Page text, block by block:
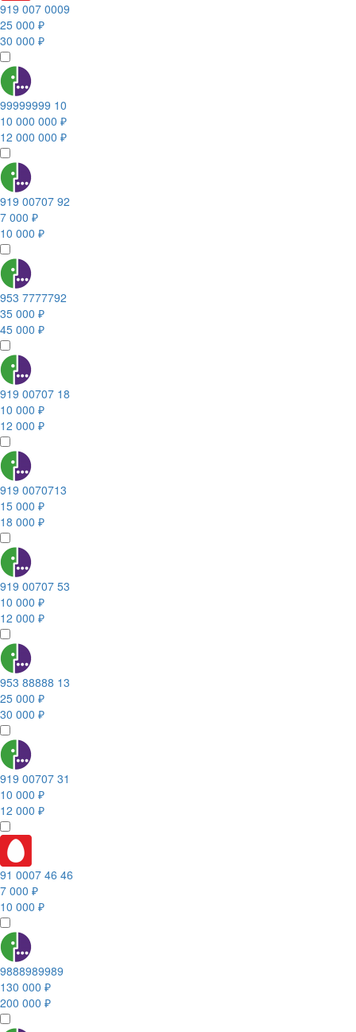
919 007 0009
25 000 ₽
30 000 ₽
99999999 10
10 000 000 ₽
12 000 000 ₽
919 00707 92
7 000 ₽
10 000 ₽
953 7777792
35 000 ₽
45 000 ₽
919 00707 18
10 000 ₽
12 000 ₽
919 0070713
15 000 ₽
18 000 ₽
919 00707 53
10 000 ₽
12 000 ₽
953 88888 13
25 000 ₽
30 000 ₽
919 00707 31
10 000 ₽
12 000 ₽
91 0007 46 46
7 000 ₽
10 000 ₽
9888989989
130 000 ₽
200 000 ₽